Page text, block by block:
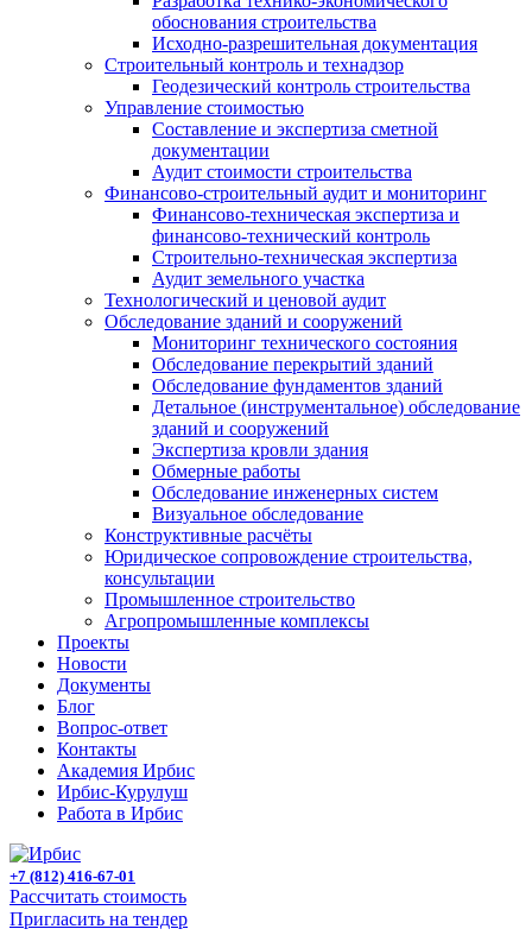
обоснования строительства
Исходно-разрешительная документация
Строительный контроль и технадзор
Геодезический контроль строительства
Управление стоимостью
Составление и экспертиза сметной
документации
Аудит стоимости строительства
Финансово-строительный аудит и мониторинг
Финансово-техническая экспертиза и
финансово-технический контроль
Строительно-техническая экспертиза
Аудит земельного участка
Технологический и ценовой аудит
Обследование зданий и сооружений
Мониторинг технического состояния
Обследование перекрытий зданий
Обследование фундаментов зданий
Детальное (инструментальное) обследование
зданий и сооружений
Экспертиза кровли здания
Обмерные работы
Обследование инженерных систем
Визуальное обследование
Конструктивные расчёты
Юридическое сопровождение строительства,
консультации
Промышленное строительство
Агропромышленные комплексы
Проекты
Новости
Документы
Блог
Вопрос-ответ
Контакты
Академия Ирбис
Ирбис-Курулуш
Работа в Ирбис
+7 (812) 416-67-01
Рассчитать стоимость
Пригласить на тендер